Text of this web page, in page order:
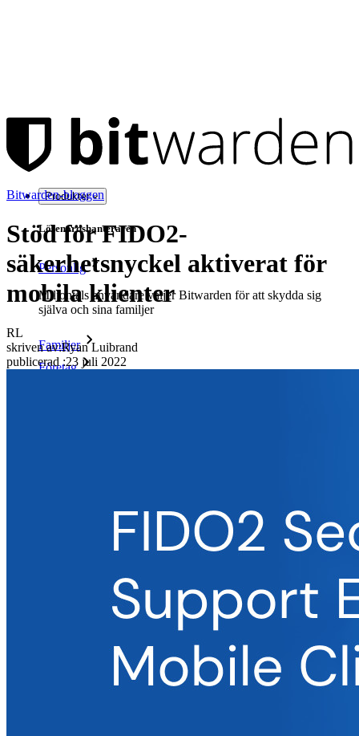
Produkter
Lösenordshanteraren
Personlig
Miljontals användare väljer Bitwarden för att skydda sig
själva och sina familjer
Familjer
Företag
Secrets Manager
End-to-end krypterad hemlighetshantering för utveckling,
DevOps och IT-team.
Passwordless.dev och lösenord
Lås upp lösenordsfunktioner och mer med bara några rader
Utvecklardokumentation
Bitwarden-bloggen
Stöd för FIDO2-
säkerhetsnyckel aktiverat för
mobila klienter
RL
skriven av:Ryan Luibrand
publicerad :23 juli 2022